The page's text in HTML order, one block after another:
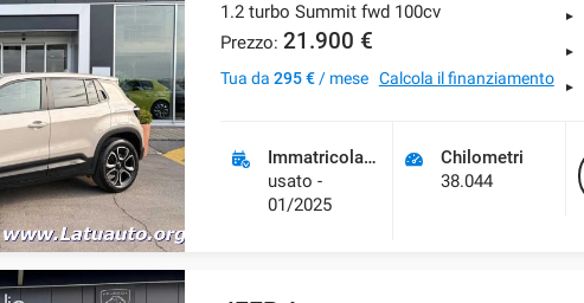
1.2 turbo Summit fwd 100cv
Prezzo: 21.900 €
Tua da 295 €/ mese Calcola il finanziamento
Immatricolazione
usato -
01/2025
Chilometri
38.044